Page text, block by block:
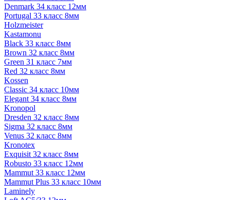
Denmark 34 класс 12мм
Portugal 33 класс 8мм
Holzmeister
Kastamonu
Black 33 класс 8мм
Brown 32 класс 8мм
Green 31 класс 7мм
Red 32 класс 8мм
Kossen
Classic 34 класс 10мм
Elegant 34 класс 8мм
Kronopol
Dresden 32 класс 8мм
Sigma 32 класс 8мм
Venus 32 класс 8мм
Kronotex
Exquisit 32 класс 8мм
Robusto 33 класс 12мм
Mammut 33 класс 12мм
Mammut Plus 33 класс 10мм
Laminely